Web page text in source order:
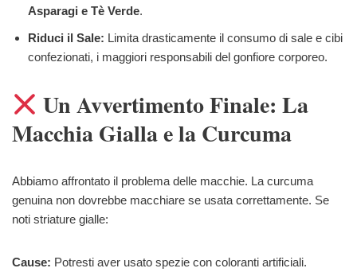
Asparagi e Tè Verde.
Riduci il Sale: Limita drasticamente il consumo di sale e cibi
confezionati, i maggiori responsabili del gonfiore corporeo.
Un Avvertimento Finale: La
Macchia Gialla e la Curcuma
Abbiamo affrontato il problema delle macchie. La curcuma
genuina non dovrebbe macchiare se usata correttamente. Se
noti striature gialle:
Cause: Potresti aver usato spezie con coloranti artificiali.